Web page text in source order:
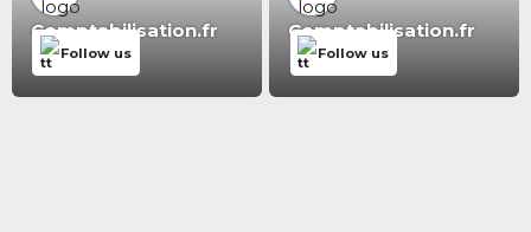
Comptabilisation.fr
Follow us
Comptabilisation.fr
Follow us